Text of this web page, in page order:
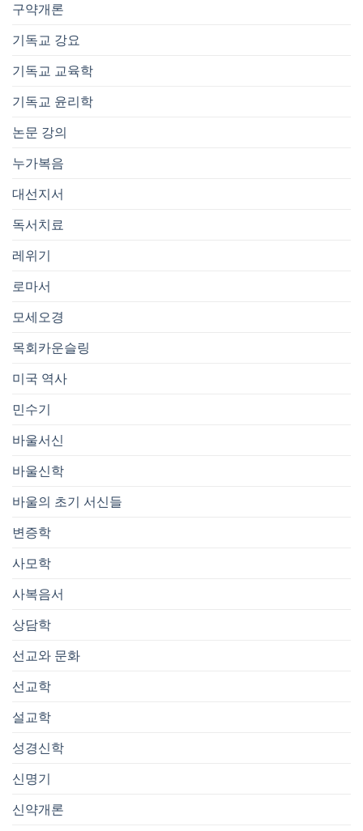
구약개론
기독교 강요
기독교 교육학
기독교 윤리학
논문 강의
누가복음
대선지서
독서치료
레위기
로마서
모세오경
목회카운슬링
미국 역사
민수기
바울서신
바울신학
바울의 초기 서신들
변증학
사모학
사복음서
상담학
선교와 문화
선교학
설교학
성경신학
신명기
신약개론